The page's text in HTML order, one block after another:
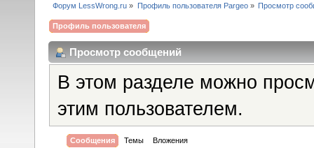
Форум LessWrong.ru » Профиль пользователя Pargeo» Просмотр
Профиль пользователя
Просмотр сообщений
В этом разделе можно
этим пользователем.
Сообщения Темы Вложения